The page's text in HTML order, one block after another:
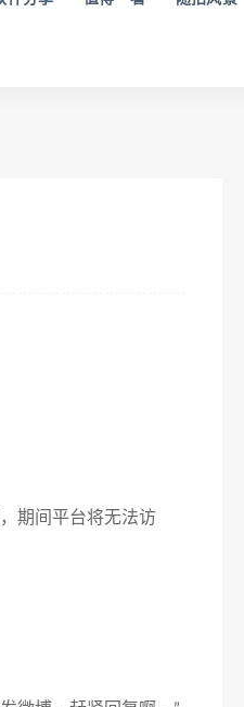
期间平台将无法访